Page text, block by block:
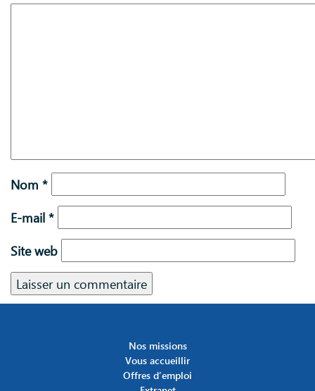
Nom *
E-mail *
Site web
Nos missions
Vous accueillir
Offres d’emploi